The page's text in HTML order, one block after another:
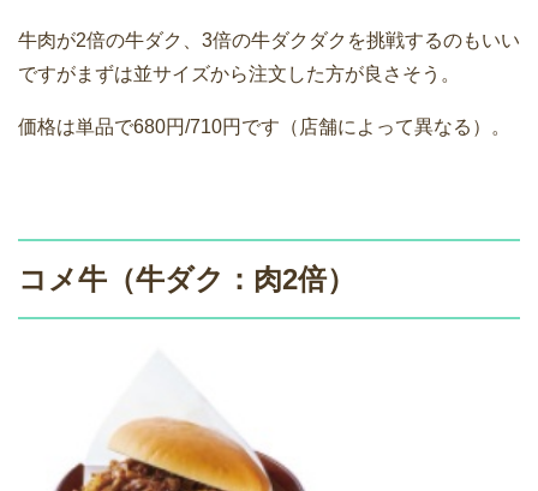
牛肉が2倍の牛ダク、3倍の牛ダクダクを挑戦するのもいい
ですがまずは並サイズから注文した方が良さそう。
価格は単品で680円/710円です（店舗によって異なる）。
コメ牛（牛ダク：肉2倍）